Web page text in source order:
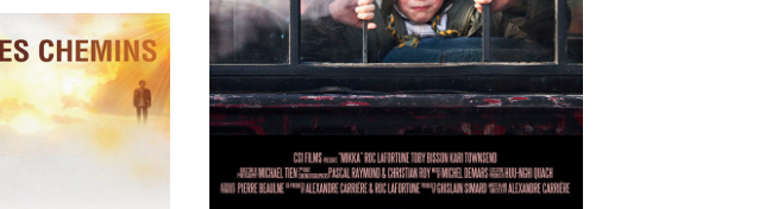
– LE
VIE